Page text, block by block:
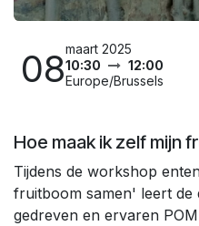
08maart 2025
10:30
12:00
Europe/Brussels
Hoe maak ik zelf mijn
Tijdens de workshop
fruitboom samen' leert de
gedreven en ervaren